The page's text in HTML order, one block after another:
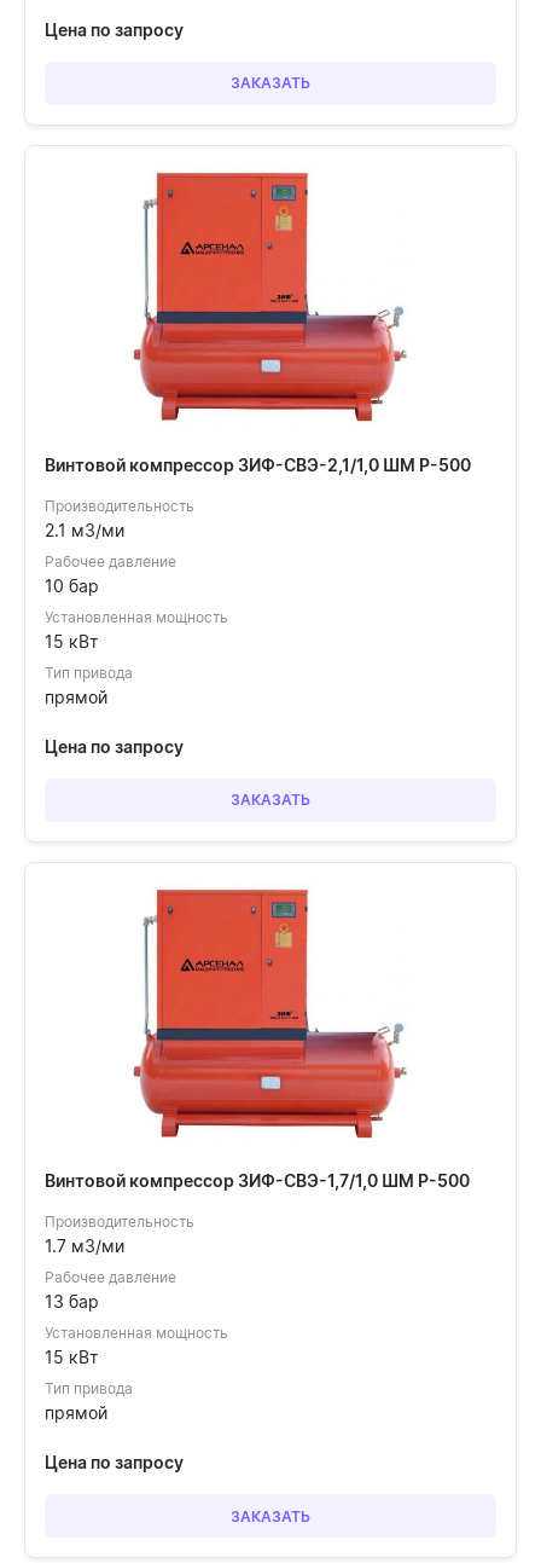
Цена по запросу
ЗАКАЗАТЬ
Винтовой компрессор ЗИФ-СВЭ-2,1/1,0 ШМ Р-500
Производительность
2.1 м3/ми
Рабочее давление
10 бар
Установленная мощность
15 кВт
Тип привода
прямой
Цена по запросу
ЗАКАЗАТЬ
Винтовой компрессор ЗИФ-СВЭ-1,7/1,0 ШМ Р-500
Производительность
1.7 м3/ми
Рабочее давление
13 бар
Установленная мощность
15 кВт
Тип привода
прямой
Цена по запросу
ЗАКАЗАТЬ